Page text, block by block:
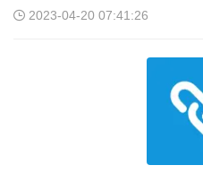
2023-04-20 07:41:26